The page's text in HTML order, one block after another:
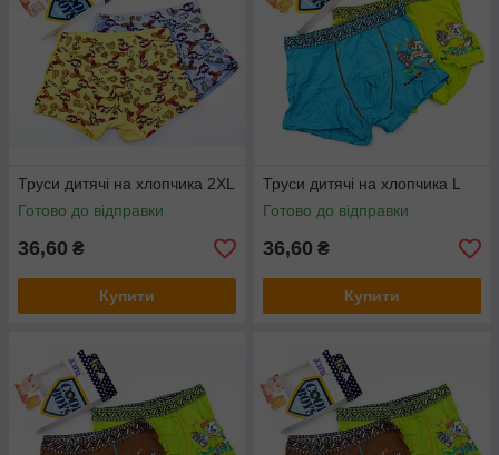
Труси дитячі на хлопчика 2XL
Готово до відправки
36,60 ₴
Купити
Труси дитячі на хлопчика L
Готово до відправки
36,60 ₴
Купити